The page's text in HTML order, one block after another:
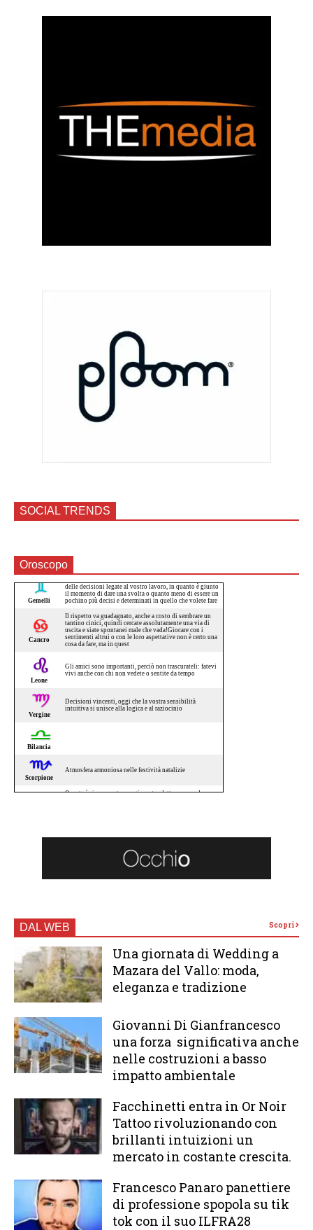
SOCIAL TRENDS
Oroscopo
DAL WEB Scopri
Una giornata di Wedding a
Mazara del Vallo: moda,
eleganza e tradizione
Giovanni Di Gianfrancesco
una forza significativa anche
nelle costruzioni a basso
impatto ambientale
Facchinetti entra in Or Noir
Tattoo rivoluzionando con
brillanti intuizioni un
mercato in costante crescita.
Francesco Panaro panettiere
di professione spopola su tik
tok con il suo ILFRA28